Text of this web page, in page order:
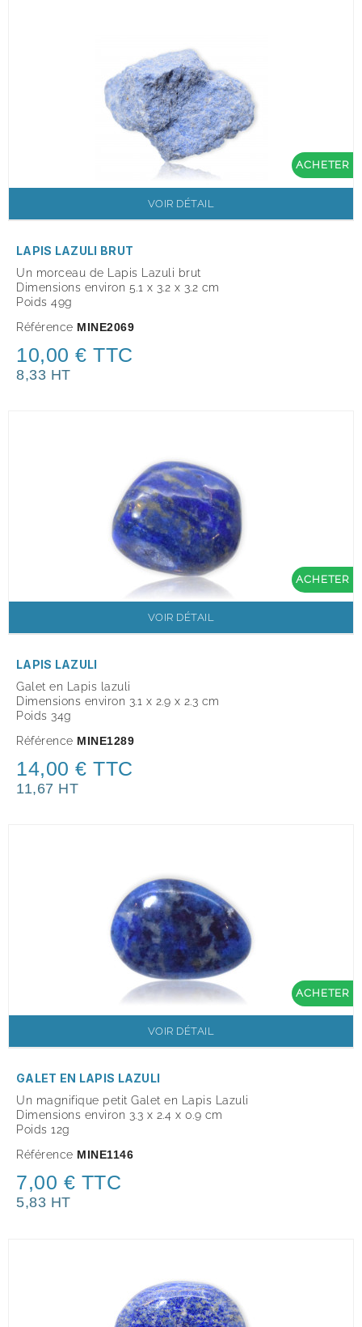
ACHETER
VOIR DÉTAIL
LAPIS LAZULI BRUT
Un morceau de Lapis Lazuli brut
Dimensions environ 5.1 x 3.2 x 3.2 cm
Poids 49g
Référence MINE2069
10,00 € TTC
8,33 HT
ACHETER
VOIR DÉTAIL
LAPIS LAZULI
Galet en Lapis lazuli
Dimensions environ 3.1 x 2.9 x 2.3 cm
Poids 34g
Référence MINE1289
14,00 € TTC
11,67 HT
ACHETER
VOIR DÉTAIL
GALET EN LAPIS LAZULI
Un magnifique petit Galet en Lapis Lazuli
Dimensions environ 3.3 x 2.4 x 0.9 cm
Poids 12g
Référence MINE1146
7,00 € TTC
5,83 HT